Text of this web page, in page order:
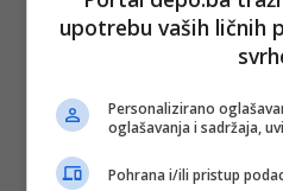
univerzalno (u zavisnosti od
depopulaciju stanovništva).
siromašne imati u vidu potrebe
naknada ugraditi iznose veće
povjeriti Ministarstvu za
7. Socijalnu zaštitu izbjeglih i
upotrebu vaših ličnih
Personalizirano
oglašavanja i sadržaja,
Pohrana i/ili pristup